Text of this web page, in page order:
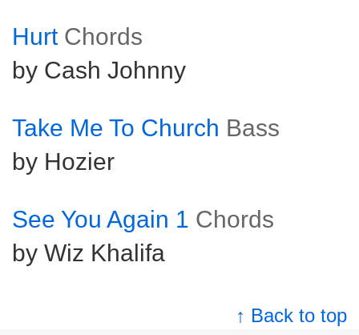
Hurt Chords
by Cash Johnny
Take Me To Church Bass
by Hozier
See You Again 1 Chords
by Wiz Khalifa
↑ Back to top